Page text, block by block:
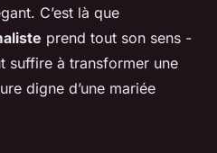
C’est là que
prend tout son sens -
suffire à transformer une
digne d’une mariée